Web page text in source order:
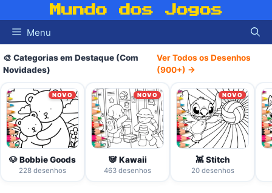
para
conteúdo
Mundo dos Jogos
Menu
🎨 Categorias em Destaque (Com
Novidades)
Ver Todos os Desenhos
(900+) →
NOVO
🐶 Bobbie Goods
228 desenhos
NOVO
🐼 Kawaii
463 desenhos
NOVO
👾 Stitch
20 desenhos